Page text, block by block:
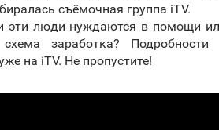
съёмочная группа iTV.
эти люди нуждаются в помощи
схема заработка?
на iTV. Не пропустите!